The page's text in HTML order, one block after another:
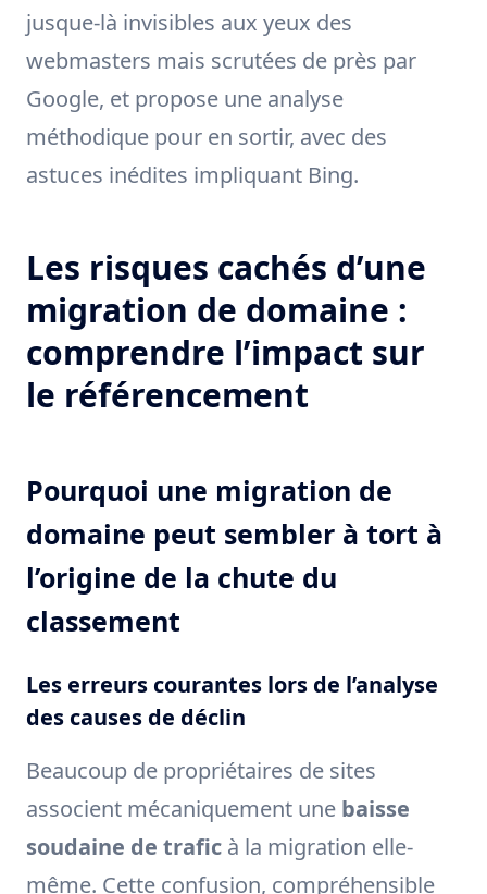
jusque-là invisibles aux yeux des
webmasters mais scrutées de près par
Google, et propose une analyse
méthodique pour en sortir, avec des
astuces inédites impliquant Bing.
Les risques cachés d’une
migration de domaine :
comprendre l’impact sur
le référencement
Pourquoi une migration de
domaine peut sembler à tort à
l’origine de la chute du
classement
Les erreurs courantes lors de l’analyse
des causes de déclin
Beaucoup de propriétaires de sites
associent mécaniquement une baisse
soudaine de trafic à la migration elle-
même. Cette confusion, compréhensible